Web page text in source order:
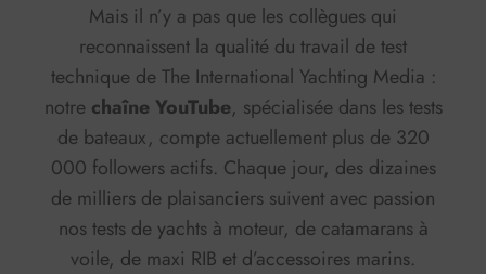
Mais il n’y a pas que les collègues qui
reconnaissent la qualité du travail de test
technique de The International Yachting Media :
notre chaîne YouTube, spécialisée dans les tests
de bateaux, compte actuellement plus de 320
000 followers actifs. Chaque jour, des dizaines
de milliers de plaisanciers suivent avec passion
nos tests de yachts à moteur, de catamarans à
voile, de maxi RIB et d’accessoires marins.